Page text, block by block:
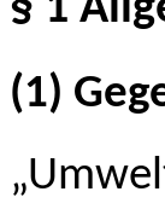
§ 1
(1)